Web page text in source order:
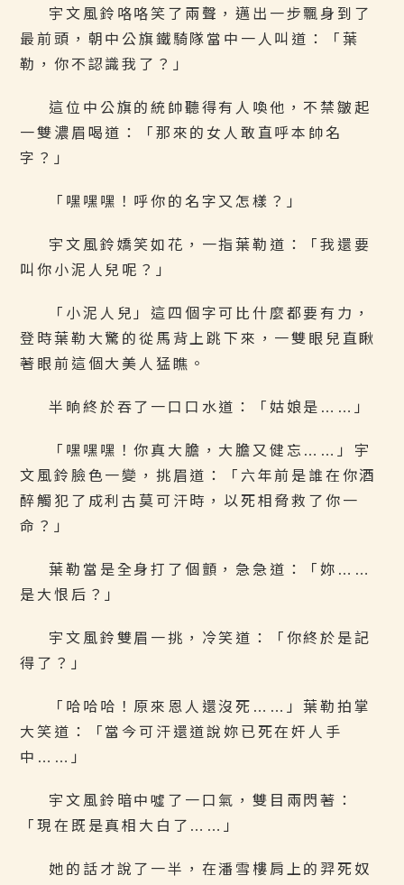
宇文風鈴咯咯笑了兩聲，邁出一步飄身到了
最前頭，朝中公旗鐵騎隊當中一人叫道：「葉
勒，你不認識我了？」
這位中公旗的統帥聽得有人喚他，不禁皺起
一雙濃眉喝道：「那來的女人敢直呼本帥名
字？」
「嘿嘿嘿！呼你的名字又怎樣？」
宇文風鈴嬌笑如花，一指葉勒道：「我還要
叫你小泥人兒呢？」
「小泥人兒」這四個字可比什麼都要有力，
登時葉勒大驚的從馬背上跳下來，一雙眼兒直瞅
著眼前這個大美人猛瞧。
半晌終於吞了一口口水道：「姑娘是……」
「嘿嘿嘿！你真大膽，大膽又健忘……」宇
文風鈴臉色一變，挑眉道：「六年前是誰在你酒
醉觸犯了成利古莫可汗時，以死相脅救了你一
命？」
葉勒當是全身打了個顫，急急道：「妳……
是大恨后？」
宇文風鈴雙眉一挑，冷笑道：「你終於是記
得了？」
「哈哈哈！原來恩人還沒死……」葉勒拍掌
大笑道：「當今可汗還道說妳已死在奸人手
中……」
宇文風鈴暗中噓了一口氣，雙目兩閃著：
「現在既是真相大白了……」
她的話才說了一半，在潘雪樓肩上的羿死奴